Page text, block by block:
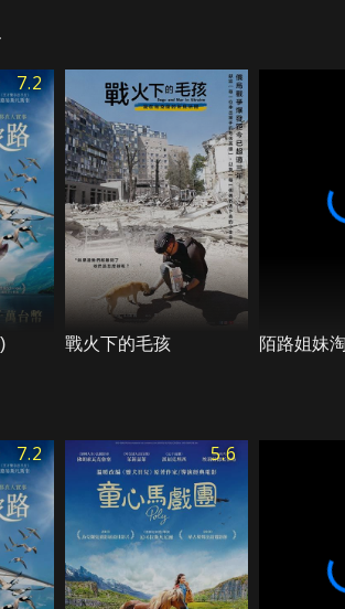
和鳥類相處。慢慢地，他與白額雁
會關心牠們。這對父子即將踏上一
7.2
戰火下的毛孩 陌路姐妹
7.2 5.6